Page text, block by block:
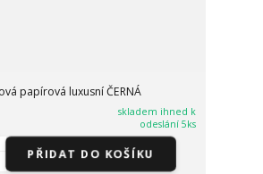
papírová luxusní ČERNÁ
skladem ihned k
odeslání 5ks
PŘIDAT DO KOŠÍKU